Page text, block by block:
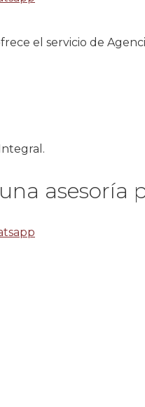
el servicio de
asesoría